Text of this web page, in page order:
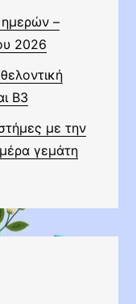
–
2026
Β3
με την
γεμάτη